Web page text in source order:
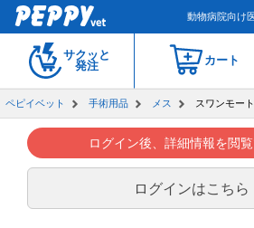
動物病院向け
サクッと
発注
カート
ペピイベット 手術用品 メス スワンモー
ログイン後、詳細情報を閲
ログインはこちら